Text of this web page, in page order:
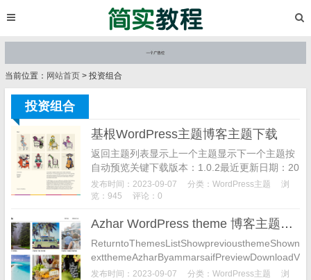
当前位置： 网站首页 > 投资组合
投资组合
基根WordPress主题博客主题下载
返回主题列表显示上一个主题显示下一个主题按
自动预览关键下载版本：1.0.2最近更新日期：20
23年8月28日活跃安装量：90+WordPress版
本：5.8或更高版本PHP版本：5...
发布时间：2023-09-07 分类： WordPress主题
浏
览：945
评论：0
Azhar WordPress theme 博客主题下载
ReturntoThemesListShowpreviousthemeShown
extthemeAzharByammarsaifPreviewDownloadV
er...
发布时间：2023-09-07 分类： WordPress主题
浏